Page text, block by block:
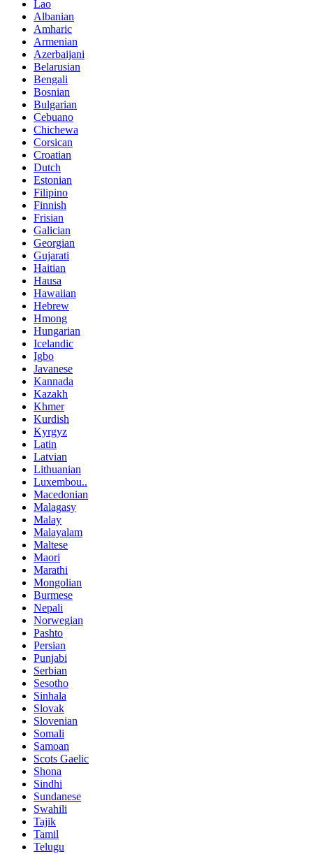
Lao
Albanian
Amharic
Armenian
Azerbaijani
Belarusian
Bengali
Bosnian
Bulgarian
Cebuano
Chichewa
Corsican
Croatian
Dutch
Estonian
Filipino
Finnish
Frisian
Galician
Georgian
Gujarati
Haitian
Hausa
Hawaiian
Hebrew
Hmong
Hungarian
Icelandic
Igbo
Javanese
Kannada
Kazakh
Khmer
Kurdish
Kyrgyz
Latin
Latvian
Lithuanian
Luxembou..
Macedonian
Malagasy
Malay
Malayalam
Maltese
Maori
Marathi
Mongolian
Burmese
Nepali
Norwegian
Pashto
Persian
Punjabi
Serbian
Sesotho
Sinhala
Slovak
Slovenian
Somali
Samoan
Scots Gaelic
Shona
Sindhi
Sundanese
Swahili
Tajik
Tamil
Telugu